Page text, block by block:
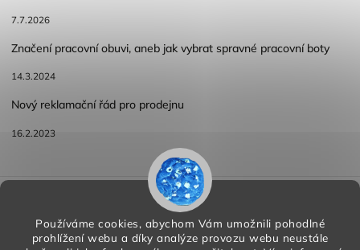
Používáme cookies, abychom Vám umožnili pohodlné
prohlížení webu a díky analýze provozu webu neustále
7.7.2026
Značení pracovní obuvi, aneb jak vybrat spravné pracovní boty
14.3.2024
Nový reklamační řád pro prodejnu
16.2.2023
Reklamace a vracení zboží
Podmínky ochrany osobních údajů